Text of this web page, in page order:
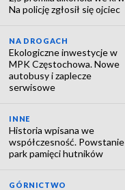
Na policję zgłosił się ojciec
NA DROGACH
Ekologiczne inwestycje w
MPK Częstochowa. Nowe
autobusy i zaplecze
serwisowe
INNE
Historia wpisana we
współczesność. Powstanie
park pamięci hutników
GÓRNICTWO